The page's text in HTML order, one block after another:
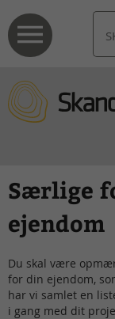
Særlige
ejendom
Du skal være
for din ejendom,
har vi samlet en
i gang med dit